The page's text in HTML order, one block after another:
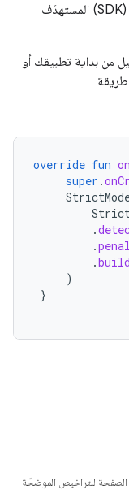
عند رفع الحد الأدنى لإصدار حزمة تطوير البرامج (SDK) المستهدَف
من بداية تطبيقك أو
override fun
super .
.
.
.build
)
}
للتراخيص الموضحّة